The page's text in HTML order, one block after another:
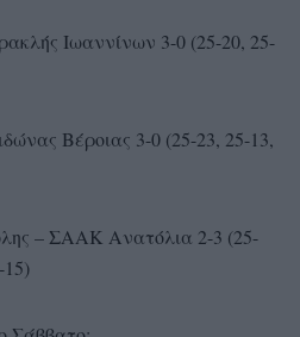
Ιωαννίνων 3-0 (25-20, 25-
Βέροιας 3-0 (25-23, 25-13,
– ΣΑΑΚ Ανατόλια 2-3 (25-
15)